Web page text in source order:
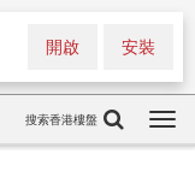
安裝
開啟
搜索香港樓盤